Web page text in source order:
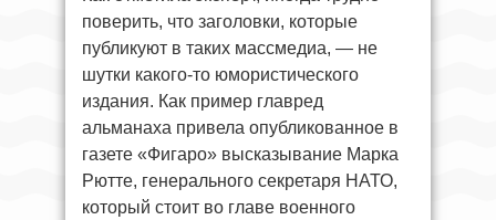
поверить, что заголовки, которые
публикуют в таких массмедиа, — не
шутки какого-то юмористического
издания. Как пример главред
альманаха привела опубликованное в
газете «Фигаро» высказывание Марка
Рютте, генерального секретаря НАТО,
который стоит во главе военного